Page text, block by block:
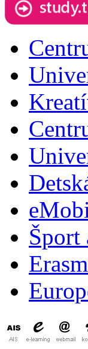
Šport